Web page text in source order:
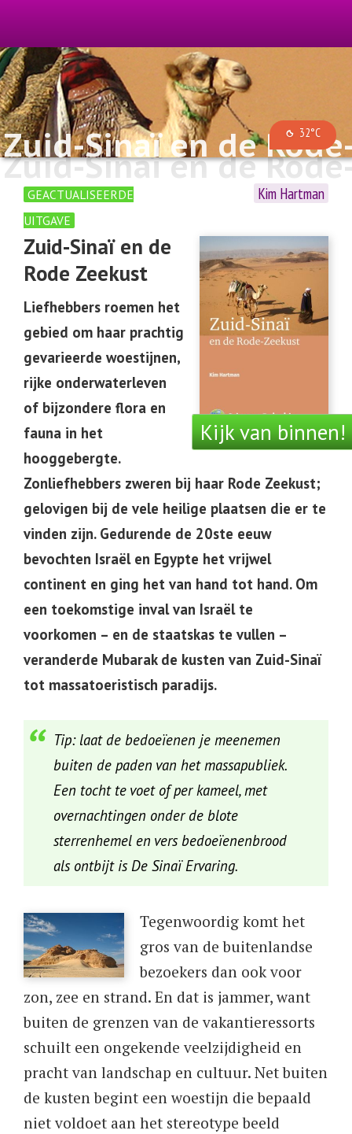
Zuid-Sinaï en de
Zuid-Sinaï en de 32°C
Kim Hartman
Kijk van binnen!
GEACTUALISEERDE
UITGAVE
Zuid-Sinaï en de
Rode Zeekust
Liefhebbers roemen het
gebied om haar prachtig
gevarieerde woestijnen,
rijke onderwaterleven
of bijzondere flora en
fauna in het
hooggebergte.
Zonliefhebbers zweren bij haar Rode Zeekust;
gelovigen bij de vele heilige plaatsen die er te
vinden zijn. Gedurende de 20ste eeuw
bevochten Israël en Egypte het vrijwel
continent en ging het van hand tot hand. Om
een toekomstige inval van Israël te
voorkomen – en de staatskas te vullen –
veranderde Mubarak de kusten van Zuid-Sinaï
tot massatoeristisch paradijs.
Tip: laat de bedoeïenen je meenemen
buiten de paden van het massapubliek.
Een tocht te voet of per kameel, met
overnachtingen onder de blote
sterrenhemel en vers bedoeïenenbrood
als ontbijt is De Sinaï Ervaring.
Tegenwoordig komt het
gros van de buitenlandse
bezoekers dan ook voor
zon, zee en strand. En dat is jammer, want
buiten de grenzen van de vakantieressorts
schuilt een ongekende veelzijdigheid en
pracht van landschap en cultuur. Net buiten
de kusten begint een woestijn die bepaald
niet voldoet aan het stereotype beeld